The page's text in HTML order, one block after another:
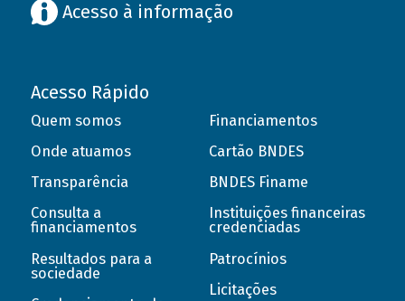
Acesso à informação
Acesso Rápido
Quem somos
Onde atuamos
Transparência
Consulta a
financiamentos
Resultados para a
sociedade
Financiamentos
Cartão BNDES
BNDES Finame
Instituições financeiras
credenciadas
Patrocínios
Licitações